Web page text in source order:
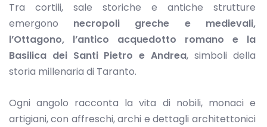
Tra cortili, sale storiche e antiche strutture
emergono necropoli greche e medievali,
l’Ottagono, l’antico acquedotto romano e la
Basilica dei Santi Pietro e Andrea, simboli della
storia millenaria di Taranto.
Ogni angolo racconta la vita di nobili, monaci e
artigiani, con affreschi, archi e dettagli architettonici